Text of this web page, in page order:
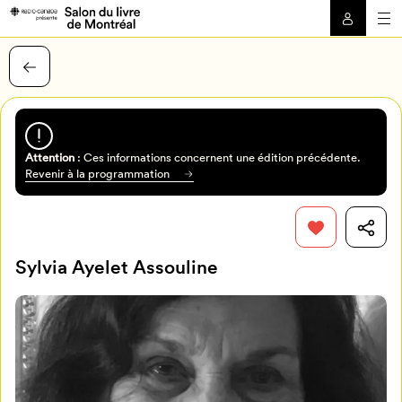
Attention: Ces informations concernent une édition précédente.
Revenir à la programmation
Sylvia Ayelet Assouline